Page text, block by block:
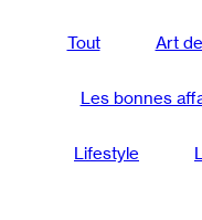
Tout Art
Les bonnes
Lifestyle